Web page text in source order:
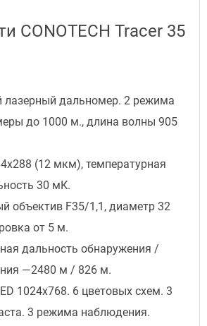
CONOTECH Tracer 35
лазерный дальномер. 2 режима
до 1000 м., длина волны 905
(12 мкм), температурная
30 мК.
объектив F35/1,1, диаметр 32
от 5 м.
дальность обнаружения /
—2480 м / 826 м.
1024х768. 6 цветовых схем. 3
3 режима наблюдения.